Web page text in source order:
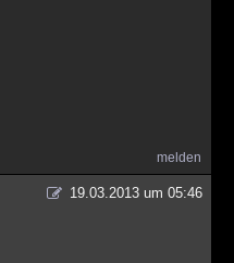
melden
19.03.2013 um 05:46